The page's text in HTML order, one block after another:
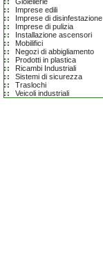
Imprese edili
Imprese di disinfestazione
Imprese di pulizia
Installazione ascensori
Mobilifici
Negozi di abbigliamento
Prodotti in plastica
Ricambi Industriali
Sistemi di sicurezza
Traslochi
Veicoli industriali